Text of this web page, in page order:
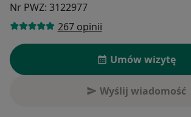
Nr PWZ: 3122977
267 opinii
Umów wizytę
Wyślij wiadomość